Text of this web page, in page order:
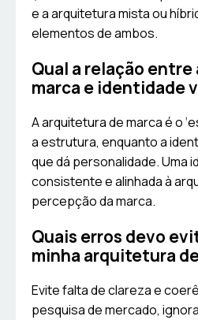
e a arquitetura mista ou
elementos de ambos.
Qual a relação
marca e identidade
A arquitetura de marca é o
a estrutura, enquanto a
que dá personalidade. Uma
consistente e alinhada à
percepção da marca.
Quais erros devo
minha arquitetura
Evite falta de clareza e
pesquisa de mercado,